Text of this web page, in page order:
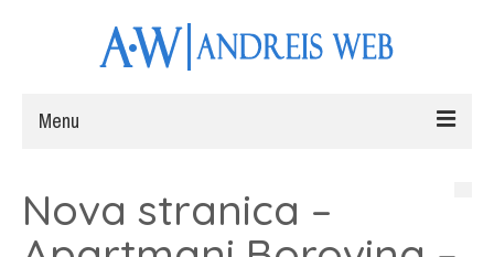
Menu
Web stranice
Nova stranica –